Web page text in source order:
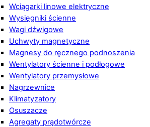
Wciągarki linowe elektryczne
Wysięgniki ścienne
Wagi dźwigowe
Uchwyty magnetyczne
Magnesy do ręcznego podnoszenia
Wentylatory ścienne i podłogowe
Wentylatory przemysłowe
Nagrzewnice
Klimatyzatory
Osuszacze
Agregaty prądotwórcze